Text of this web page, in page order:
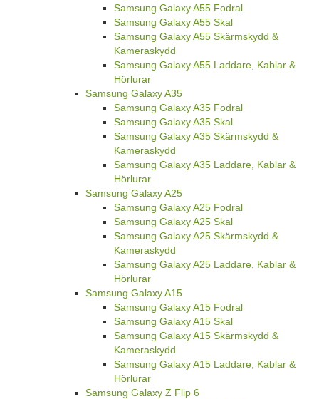
Samsung Galaxy A55 Fodral
Samsung Galaxy A55 Skal
Samsung Galaxy A55 Skärmskydd &
Kameraskydd
Samsung Galaxy A55 Laddare, Kablar &
Hörlurar
Samsung Galaxy A35
Samsung Galaxy A35 Fodral
Samsung Galaxy A35 Skal
Samsung Galaxy A35 Skärmskydd &
Kameraskydd
Samsung Galaxy A35 Laddare, Kablar &
Hörlurar
Samsung Galaxy A25
Samsung Galaxy A25 Fodral
Samsung Galaxy A25 Skal
Samsung Galaxy A25 Skärmskydd &
Kameraskydd
Samsung Galaxy A25 Laddare, Kablar &
Hörlurar
Samsung Galaxy A15
Samsung Galaxy A15 Fodral
Samsung Galaxy A15 Skal
Samsung Galaxy A15 Skärmskydd &
Kameraskydd
Samsung Galaxy A15 Laddare, Kablar &
Hörlurar
Samsung Galaxy Z Flip 6